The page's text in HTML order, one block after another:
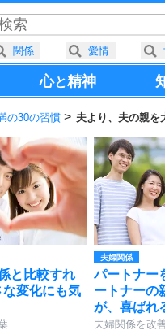
心と精神
の30の習慣 夫より、夫の親を
と比較すれ
変化にも気
夫婦関係
パートナー
ートナーの
が、喜ばれ
夫婦関係を改
関係 愛情